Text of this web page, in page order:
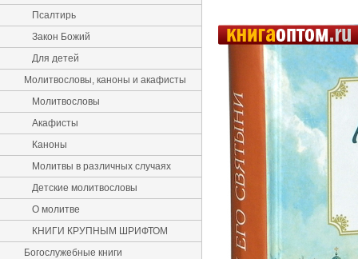
Псалтирь
Закон Божий
Для детей
Молитвословы, каноны и акафисты
Молитвословы
Акафисты
Каноны
Молитвы в различных случаях
Детские молитвословы
О молитве
КНИГИ КРУПНЫМ ШРИФТОМ
Богослужебные книги